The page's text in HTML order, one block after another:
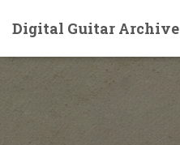
Digital Guitar Archive